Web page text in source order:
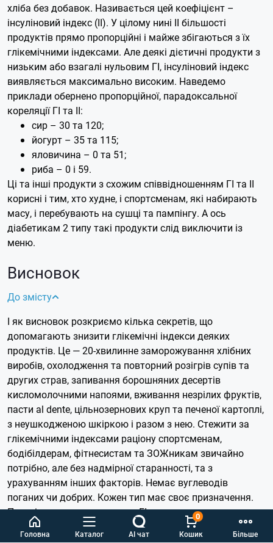
Головна Каталог AI чат Кошик
0
Більше
хліба без добавок. Називається цей коефіцієнт –
інсуліновий індекс (ІІ). У цілому нині ІІ більшості
продуктів прямо пропорційні і майже збігаються з їх
глікемічними індексами. Але деякі дієтичні продукти з
низьким або взагалі нульовим ГІ, інсуліновий індекс
виявляється максимально високим. Наведемо
приклади обернено пропорційної, парадоксальної
кореляції ГІ та ІІ:
сир – 30 та 120;
йогурт – 35 та 115;
яловичина – 0 та 51;
риба – 0 і 59.
Ці та інші продукти з схожим співвідношенням ГІ та ІІ
корисні і тим, хто худне, і спортсменам, які набирають
масу, і перебувають на сушці та пампінгу. А ось
діабетикам 2 типу такі продукти слід виключити із
меню.
Висновок
До змісту
І як висновок розкриємо кілька секретів, що
допомагають знизити глікемічні індекси деяких
продуктів. Це — 20-хвилинне заморожування хлібних
виробів, охолодження та повторний розігрів супів та
других страв, запивання борошняних десертів
кисломолочними напоями, вживання незрілих фруктів,
пасти al dente, цільнозернових круп та печеної картоплі,
з неушкодженою шкіркою і разом з нею. Стежити за
глікемічними індексами раціону спортсменам,
бодібілдерам, фітнесистам та ЗОЖникам звичайно
потрібно, але без надмірної старанності, та з
урахуванням інших факторів. Немає вуглеводів
поганих чи добрих. Кожен тип має своє призначення.
Прості вуглеводи з високим ГІ допоможуть швидко
відновитись після тренування. Крохмалисті